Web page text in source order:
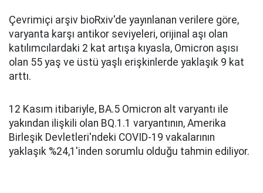
Çevrimiçi arşiv bioRxiv'de yayınlanan verilere göre,
varyanta karşı antikor seviyeleri, orijinal aşı olan
katılımcılardaki 2 kat artışa kıyasla, Omicron aşısı
olan 55 yaş ve üstü yaşlı erişkinlerde yaklaşık 9 kat
arttı.
12 Kasım itibariyle, BA.5 Omicron alt varyantı ile
yakından ilişkili olan BQ.1.1 varyantının, Amerika
Birleşik Devletleri'ndeki COVID-19 vakalarının
yaklaşık %24,1'inden sorumlu olduğu tahmin ediliyor.